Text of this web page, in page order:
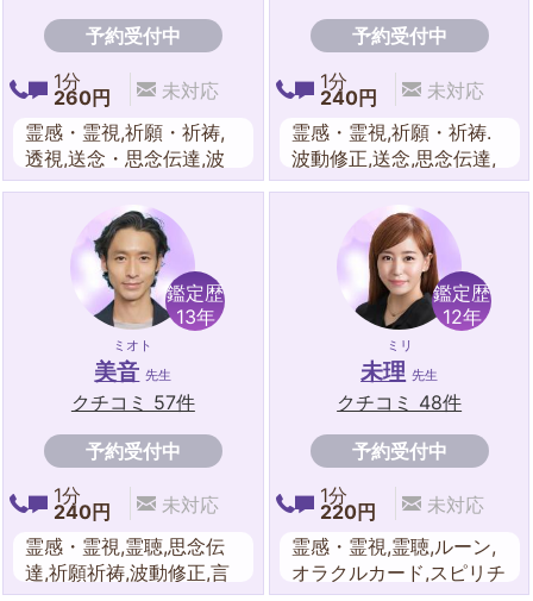
予約受付中
1分
260円
未対応
霊感・霊視,祈願・祈祷,
透視,送念・思念伝達,波
動修正,霊感タロット.守
護霊対話,四柱推命,東洋
占星術,オラクルカード
予約受付中
1分
240円
未対応
霊感・霊視,祈願・祈祷.
波動修正,送念,思念伝達,
守護霊対話,霊感タロッ
ト,スピリチュアル,オラ
クルカード,遠隔ヒーリン
グ,エネルギーワーク
鑑定歴
13年
ミオト
美音 先生
クチコミ 57件
予約受付中
1分
240円
未対応
霊感・霊視,霊聴,思念伝
達,祈願祈祷,波動修正,言
鑑定歴
12年
ミリ
未理 先生
クチコミ 48件
予約受付中
1分
220円
未対応
霊感・霊視,霊聴,ルーン,
オラクルカード,スピリチ